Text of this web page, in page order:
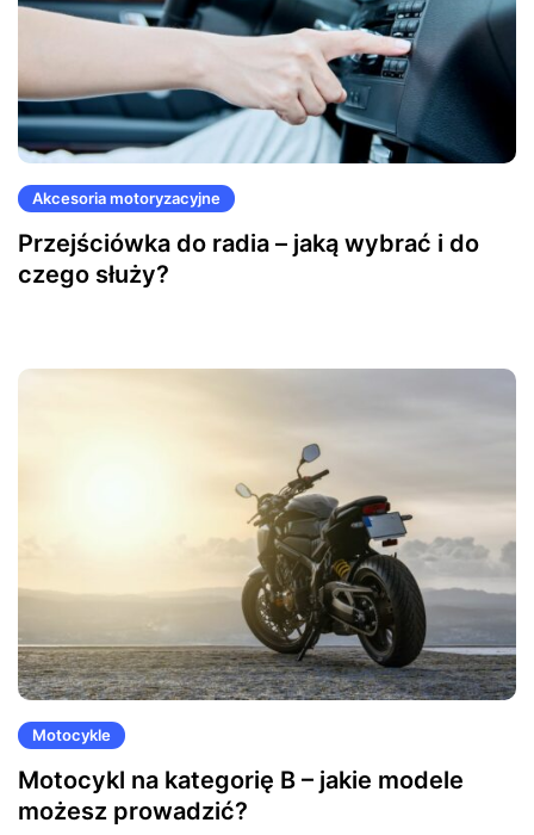
Akcesoria motoryzacyjne
Przejściówka do radia – jaką wybrać i do
czego służy?
Motocykle
Motocykl na kategorię B – jakie modele
możesz prowadzić?